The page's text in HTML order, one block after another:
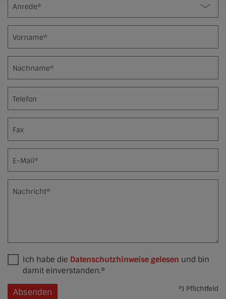
Anrede*
Vorname*
Nachname*
Telefon
Fax
E-Mail*
Nachricht*
Ich habe die Datenschutzhinweise gelesen und bin
damit einverstanden.*
Absenden *) Pflichtfeld